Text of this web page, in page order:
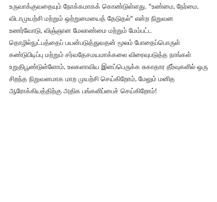
உருவாக்குவதையும் நோக்கமாகக் கொண்டுள்ளது. "உண்மை, நேர்மை,
விடாமுயற்சி மற்றும் ஒற்றுமையைத் தேடுதல்" என்ற நிறுவன
உணர்வோடு, விஞ்ஞான மேலாண்மை மற்றும் மேம்பட்ட
தொழில்நுட்பத்தைப் பயன்படுத்துவதன் மூலம் போதைப்பொருள்
கண்டுபிடிப்பு மற்றும் சர்வதேசமயமாக்கலை விரைவுபடுத்த நாங்கள்
உறுதிபூண்டுள்ளோம், உலகளாவிய இனப்பெருக்க சுகாதார தீர்வுகளில் ஒரு
சிறந்த நிறுவனமாக மாற முயற்சி செய்கிறோம், மேலும் மனித
ஆரோக்கியத்திற்கு அதிக பங்களிப்பைச் செய்கிறோம்!